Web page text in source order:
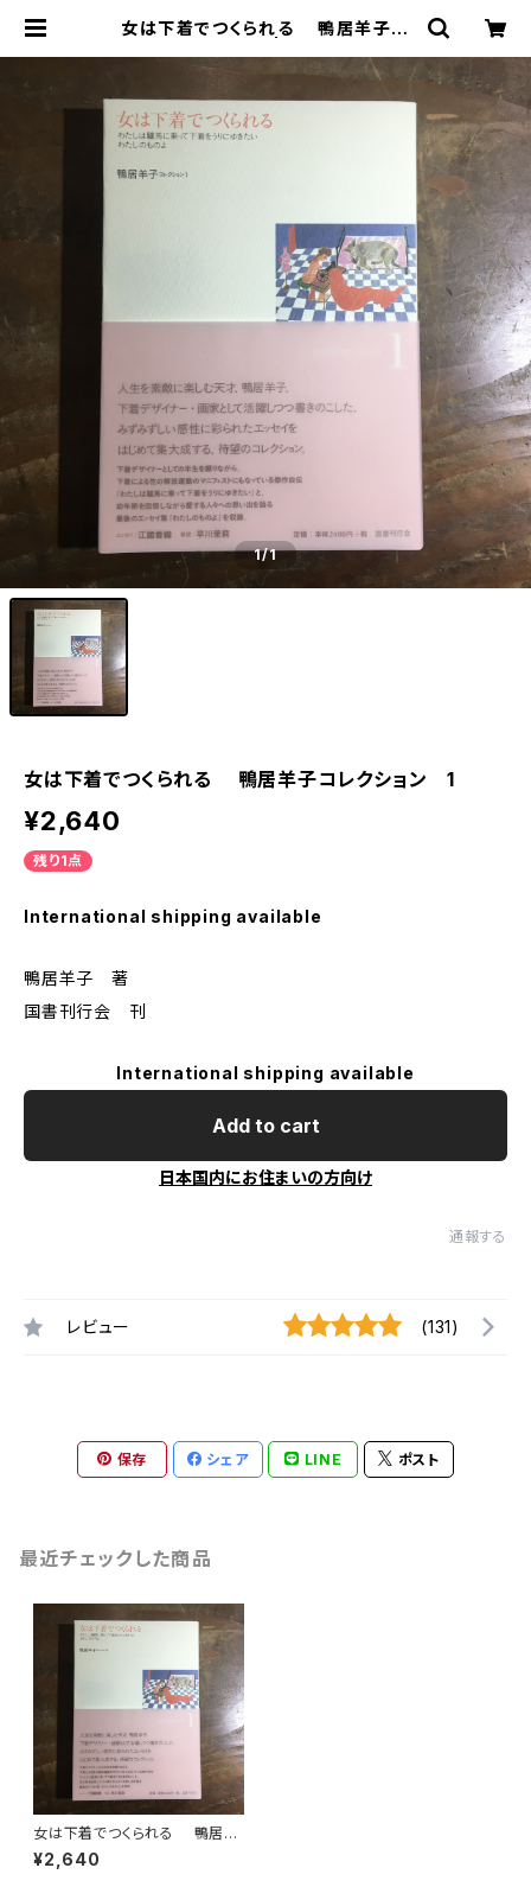
女は下着でつくられる 鴨居羊子コ
1/1
女は下着でつくられる 鴨居羊子コレクション 1
¥2,640
残り1点
International shipping available
鴨居羊子 著
国書刊行会 刊
International shipping available
Add to cart
日本国内にお住まいの方向け
通報する
レビュー (131)
保存 シェア LINE ポスト
最近チェックした商品
女は下着でつくられる 鴨居羊
子コレクション 1
¥2,640